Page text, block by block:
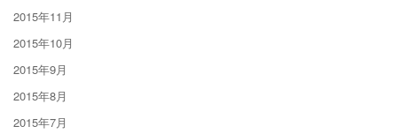
2015年11月
2015年10月
2015年9月
2015年8月
2015年7月